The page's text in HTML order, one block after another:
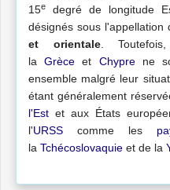
15e
degré de longitude
désignés sous l'appellation
et orientale.
laGrèce et Chyprene
ensemble malgré leur
étant généralement
l'Est et aux États
l'URSS comme les
la Tchécoslovaquie et de la